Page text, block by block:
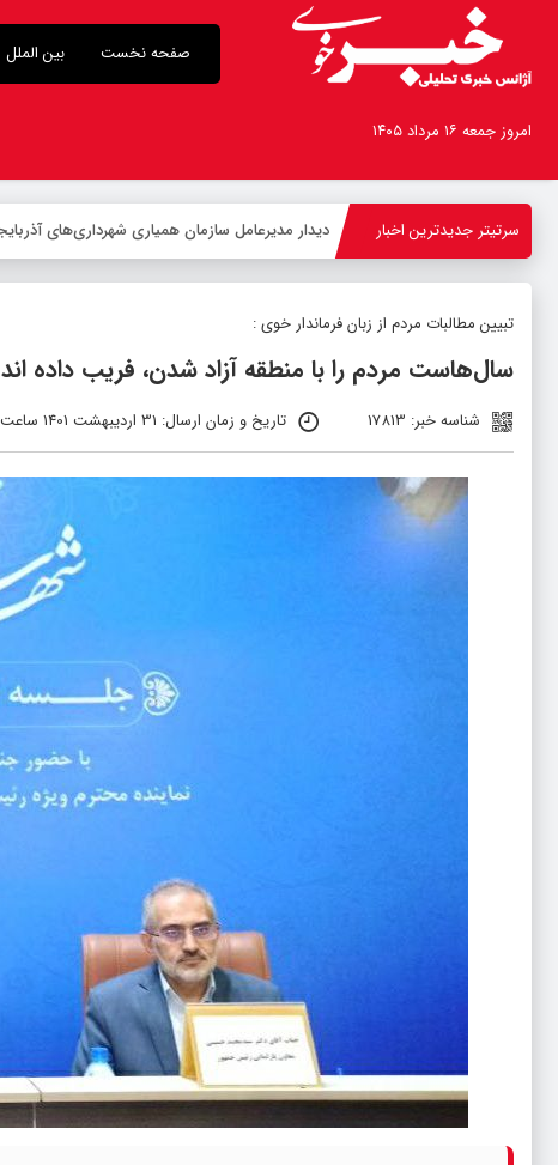
صفحه نخست بین الملل
امروز جمعه ۱۶ مرداد ۱۴۰۵
سرتیتر جدیدترین اخبار -
تبیین مطالبات مردم از زبان فرماندار خوی :
سال‌هاست مردم را با منطقه آزاد شدن، فریب داده اند
شناسه خبر: 17813 تاریخ و زمان ارسال: 31 اردیبهشت 1401 ساعت 11:31